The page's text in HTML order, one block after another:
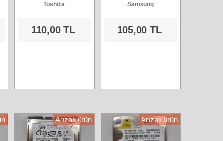
Toshiba
110,00 TL
Samsung
105,00 TL
Arızalı ürün Arızalı ürün